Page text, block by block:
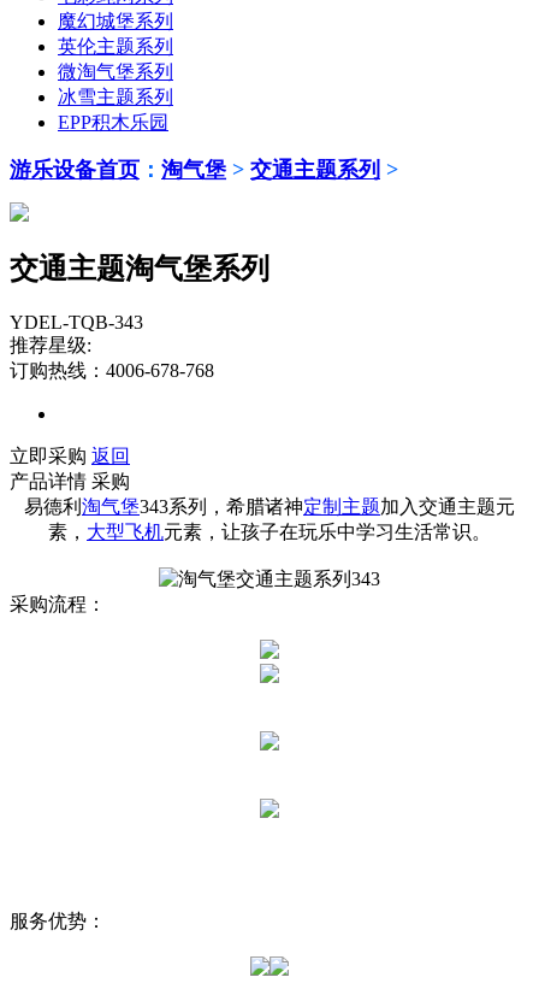
魔幻城堡系列
英伦主题系列
微淘气堡系列
冰雪主题系列
EPP积木乐园
游乐设备首页 ： 淘气堡 > 交通主题系列 >
交通主题淘气堡系列
YDEL-TQB-343
推荐星级:
订购热线：4006-678-768
立即采购 返回
产品详情 采购
易德利 淘气堡343系列，希腊诸神定制主题加入交通主题元
素， 大型飞机元素，让孩子在玩乐中学习生活常识。
采购流程：
服务优势：